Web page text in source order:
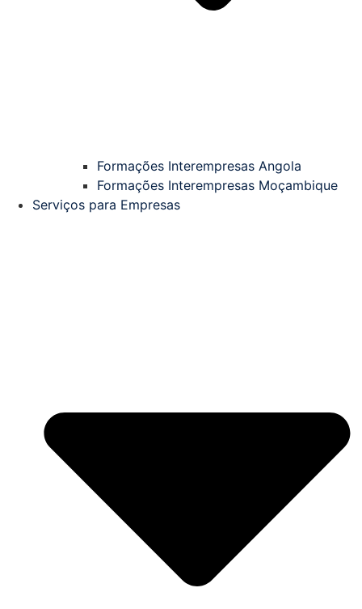
Formações Interempresas Angola
Formações Interempresas Moçambique
Serviços para Empresas